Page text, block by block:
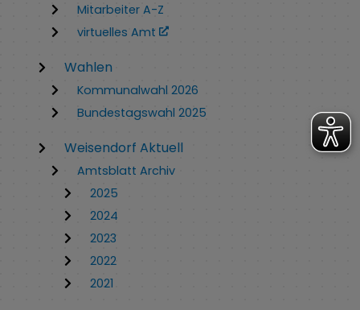
Mitarbeiter A-Z
virtuelles Amt
Wahlen
Kommunalwahl 2026
Bundestagswahl 2025
Weisendorf Aktuell
Amtsblatt Archiv
2025
2024
2023
2022
2021